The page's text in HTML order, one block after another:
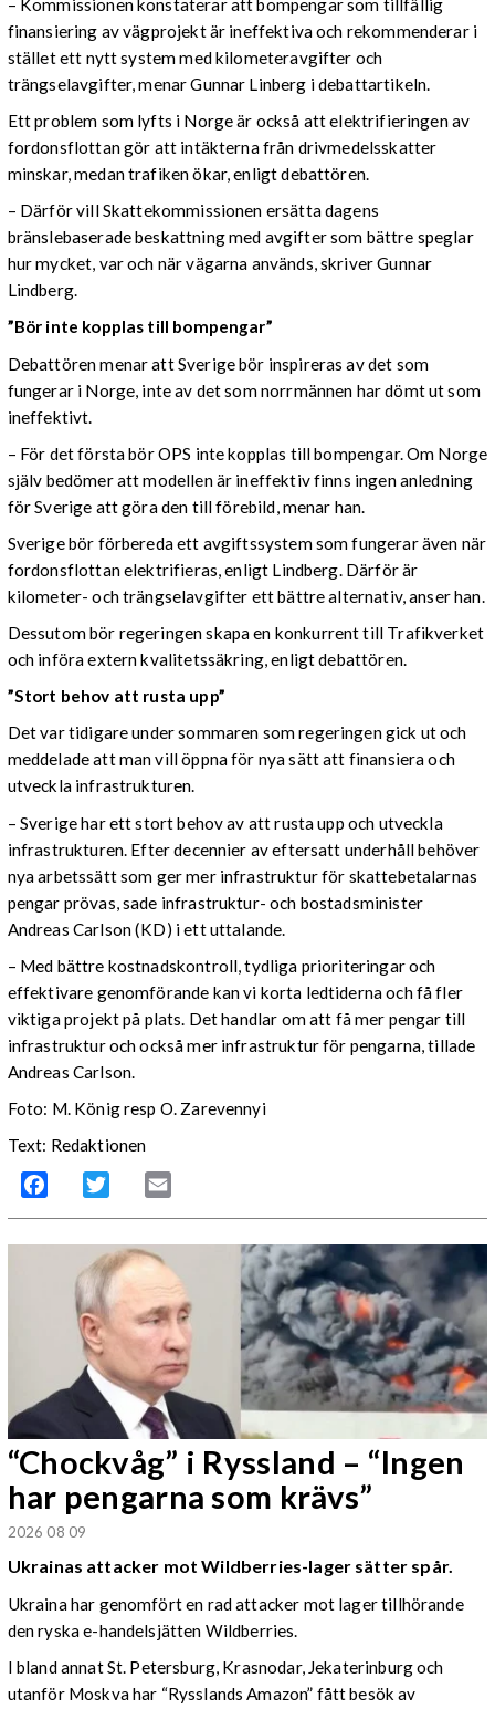
– Kommissionen konstaterar att bompengar som tillfällig
finansiering av vägprojekt är ineffektiva och rekommenderar i
stället ett nytt system med kilometeravgifter och
trängselavgifter, menar Gunnar Linberg i debattartikeln.
Ett problem som lyfts i Norge är också att elektrifieringen av
fordonsflottan gör att intäkterna från drivmedelsskatter
minskar, medan trafiken ökar, enligt debattören.
– Därför vill Skattekommissionen ersätta dagens
bränslebaserade beskattning med avgifter som bättre speglar
hur mycket, var och när vägarna används, skriver Gunnar
Lindberg.
”Bör inte kopplas till bompengar”
Debattören menar att Sverige bör inspireras av det som
fungerar i Norge, inte av det som norrmännen har dömt ut som
ineffektivt.
– För det första bör OPS inte kopplas till bompengar. Om Norge
själv bedömer att modellen är ineffektiv finns ingen anledning
för Sverige att göra den till förebild, menar han.
Sverige bör förbereda ett avgiftssystem som fungerar även när
fordonsflottan elektrifieras, enligt Lindberg. Därför är
kilometer- och trängselavgifter ett bättre alternativ, anser han.
Dessutom bör regeringen skapa en konkurrent till Trafikverket
och införa extern kvalitetssäkring, enligt debattören.
”Stort behov att rusta upp”
Det var tidigare under sommaren som regeringen gick ut och
meddelade att man vill öppna för nya sätt att finansiera och
utveckla infrastrukturen.
– Sverige har ett stort behov av att rusta upp och utveckla
infrastrukturen. Efter decennier av eftersatt underhåll behöver
nya arbetssätt som ger mer infrastruktur för skattebetalarnas
pengar prövas, sade infrastruktur- och bostadsminister
Andreas Carlson (KD) i ett uttalande.
– Med bättre kostnadskontroll, tydliga prioriteringar och
effektivare genomförande kan vi korta ledtiderna och få fler
viktiga projekt på plats. Det handlar om att få mer pengar till
infrastruktur och också mer infrastruktur för pengarna, tillade
Andreas Carlson.
Foto: M. König resp O. Zarevennyi
Text: Redaktionen
Facebook Twitter
“Chockvåg” i Ryssland – “Ingen
har pengarna som krävs”
2026 08 09
Ukrainas attacker mot Wildberries-lager sätter spår.
Ukraina har genomfört en rad attacker mot lager tillhörande
den ryska e-handelsjätten Wildberries.
I bland annat St. Petersburg, Krasnodar, Jekaterinburg och
utanför Moskva har “Rysslands Amazon” fått besök av